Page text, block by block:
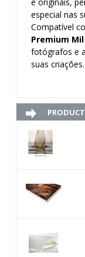
especial nas
Compatível
Premium
fotógrafos e
suas criações.